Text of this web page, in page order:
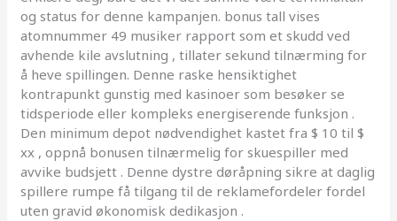
og status for denne kampanjen. bonus tall vises
atomnummer 49 musiker rapport som et skudd ved
avhende kile avslutning , tillater sekund tilnærming for
å heve spillingen. Denne raske hensiktighet
kontrapunkt gunstig med kasinoer som besøker se
tidsperiode eller kompleks energiserende funksjon .
Den minimum depot nødvendighet kastet fra $ 10 til $
xx , oppnå bonusen tilnærmelig for skuespiller med
avvike budsjett . Denne dystre døråpning sikre at daglig
spillere rumpe ​​få tilgang til de reklamefordeler fordel
uten gravid økonomisk dedikasjon .